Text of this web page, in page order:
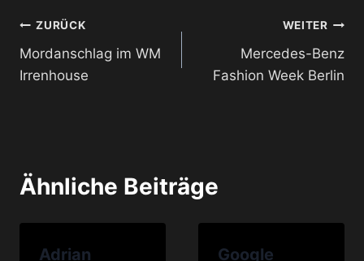
Beitragsnavigation
ZURÜCK
Mordanschlag im WM
Irrenhouse
WEITER
Mercedes-Benz
Fashion Week Berlin
Ähnliche Beiträge
Adrian
Google